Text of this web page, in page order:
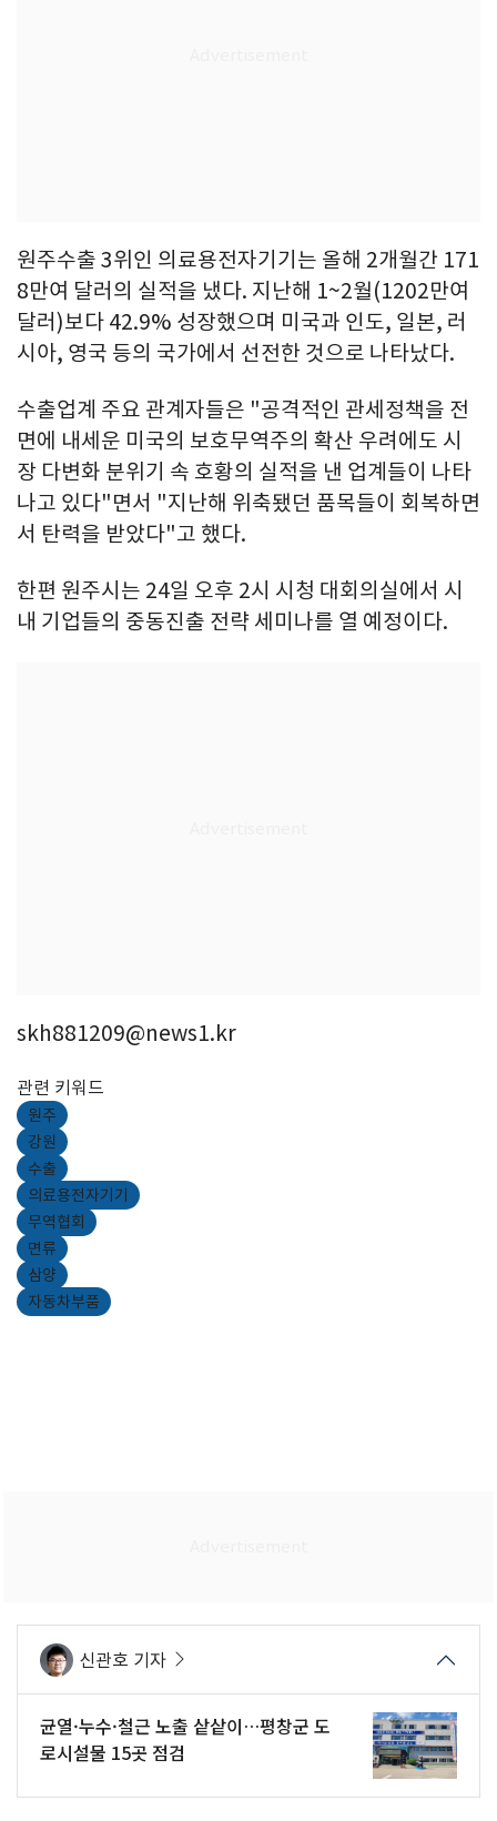
원주수출 3위인 의료용전자기기는 올해 2개월간 171
8만여 달러의 실적을 냈다. 지난해 1~2월(1202만여
달러)보다 42.9% 성장했으며 미국과 인도, 일본, 러
시아, 영국 등의 국가에서 선전한 것으로 나타났다.
수출업계 주요 관계자들은 "공격적인 관세정책을 전
면에 내세운 미국의 보호무역주의 확산 우려에도 시
장 다변화 분위기 속 호황의 실적을 낸 업계들이 나타
나고 있다"면서 "지난해 위축됐던 품목들이 회복하면
서 탄력을 받았다"고 했다.
한편 원주시는 24일 오후 2시 시청 대회의실에서 시
내 기업들의 중동진출 전략 세미나를 열 예정이다.
skh881209@news1.kr
관련 키워드
원주
강원
수출
의료용전자기기
무역협회
면류
삼양
자동차부품
신관호 기자
균열·누수·철근 노출 샅샅이…평창군 도
로시설물 15곳 점검